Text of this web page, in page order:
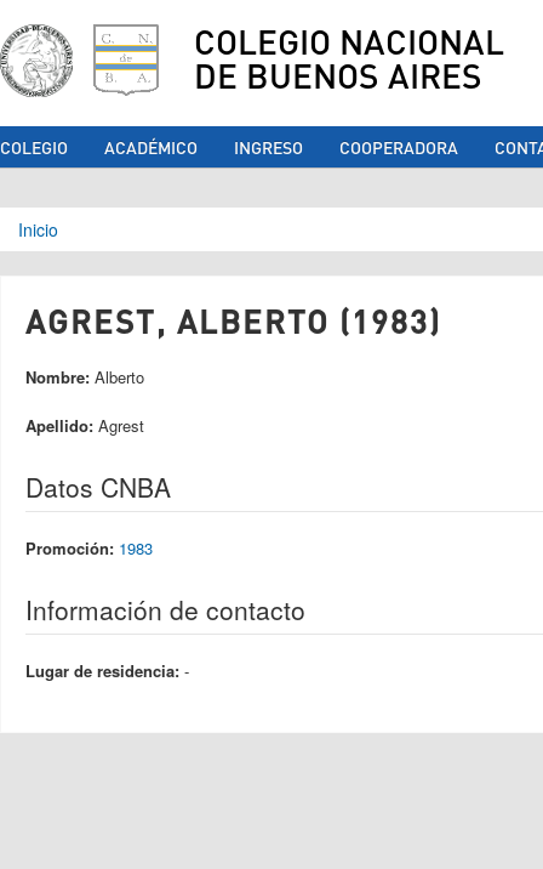
COLEGIO NACIONAL
DE BUENOS AIRES
COLEGIO ACADÉMICO INGRESO COOPERADORA
Se encuentra usted aquí
Inicio
AGREST, ALBERTO (1983)
Nombre: Alberto
Apellido: Agrest
Datos CNBA
Promoción: 1983
Información de contacto
Lugar de residencia: -